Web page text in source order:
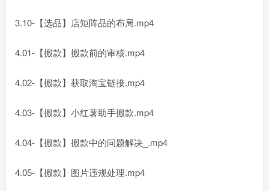
3.10-【选品】店矩阵品的布局.mp4
4.01-【搬款】搬款前的审核.mp4
4.02-【搬款】获取淘宝链接.mp4
4.03-【搬款】小红薯助手搬款.mp4
4.04-【搬款】搬款中的问题解决_.mp4
4.05-【搬款】图片违规处理.mp4